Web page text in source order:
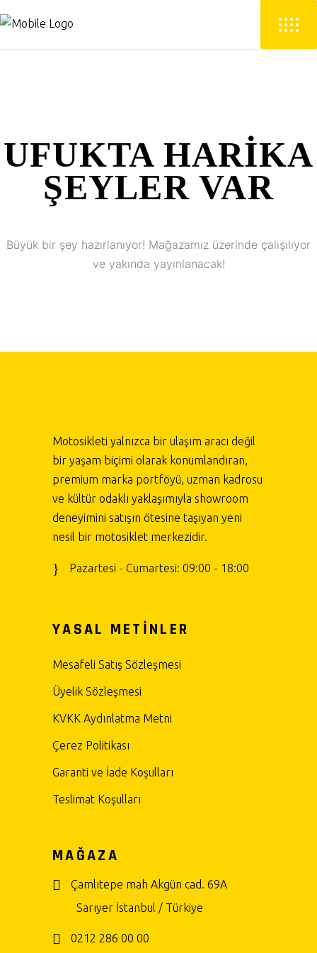
UFUKTA HARIKA
ŞEYLER VAR
Büyük bir şey hazırlanıyor! Mağazamız üzerinde çalışılıyor
ve yakında yayınlanacak!
Motosikleti yalnızca bir ulaşım aracı değil
bir yaşam biçimi olarak konumlandıran,
premium marka portföyü, uzman kadrosu
ve kültür odaklı yaklaşımıyla showroom
deneyimini satışın ötesine taşıyan yeni
nesil bir motosiklet merkezidir.
Pazartesi - Cumartesi: 09:00 - 18:00
YASAL METİNLER
Mesafeli Satış Sözleşmesi
Üyelik Sözleşmesi
KVKK Aydınlatma Metni
Çerez Politikası
Garanti ve İade Koşulları
Teslimat Koşulları
MAĞAZA
Çamlıtepe mah Akgün cad. 69A
Sarıyer İstanbul / Türkiye
0212 286 00 00